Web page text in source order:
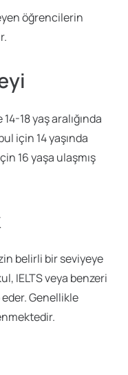
öğrencilerin
18 yaş aralığında
için 14 yaşında
16 yaşa ulaşmış
belirli bir seviyeye
IELTS veya benzeri
Genellikle